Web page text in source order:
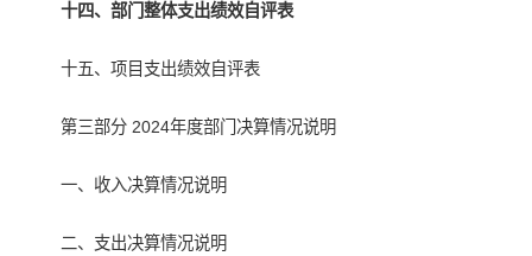
十四、部门整体支出绩效自评表
十五、项目支出绩效自评表
第三部分 2024年度部门决算情况说明
一、收入决算情况说明
二、支出决算情况说明